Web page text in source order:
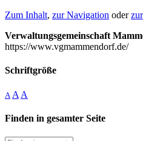
Zum Inhalt, zur Navigation oder
Verwaltungsgemeinschaft
https://www.vgmammendorf.de/
Schriftgröße
A A A
Finden in gesamter Seite